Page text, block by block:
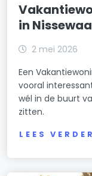
in
2 mei 2026
Een
vooral
wél in de buurt
zitten.
LEES VERDER